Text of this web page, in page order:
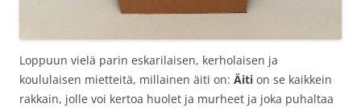
Loppuun vielä parin eskarilaisen, kerholaisen ja
koululaisen mietteitä, millainen äiti on: Äiti on se kaikkein
rakkain, jolle voi kertoa huolet ja murheet ja joka puhaltaa